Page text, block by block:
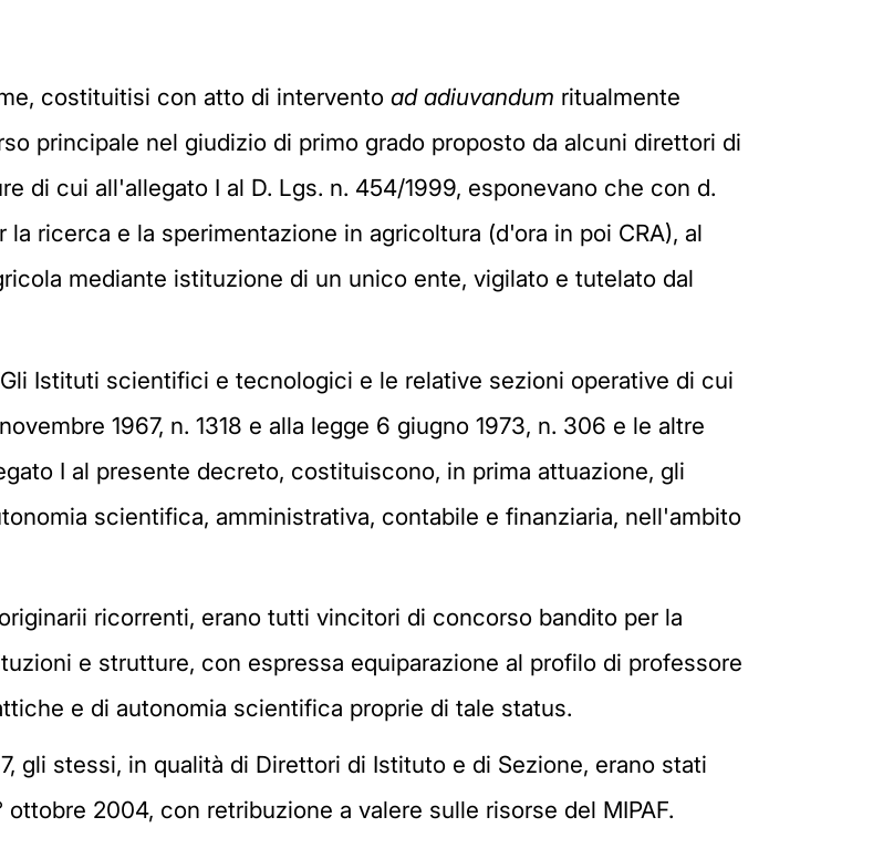
costituitisi con atto di intervento ad adiuvandum ritualmente
principale nel giudizio di primo grado proposto da alcuni direttori di
di cui all'allegato I al D. Lgs. n. 454/1999, esponevano che con d.
ricerca e la sperimentazione in agricoltura (d'ora in poi CRA), al
mediante istituzione di un unico ente, vigilato e tutelato dal
Istituti scientifici e tecnologici e le relative sezioni operative di cui
1967, n. 1318 e alla legge 6 giugno 1973, n. 306 e le altre
I al presente decreto, costituiscono, in prima attuazione, gli
scientifica, amministrativa, contabile e finanziaria, nell'ambito
ricorrenti, erano tutti vincitori di concorso bandito per la
e strutture, con espressa equiparazione al profilo di professore
e di autonomia scientifica proprie di tale status.
gli stessi, in qualità di Direttori di Istituto e di Sezione, erano stati
2004, con retribuzione a valere sulle risorse del MIPAF.